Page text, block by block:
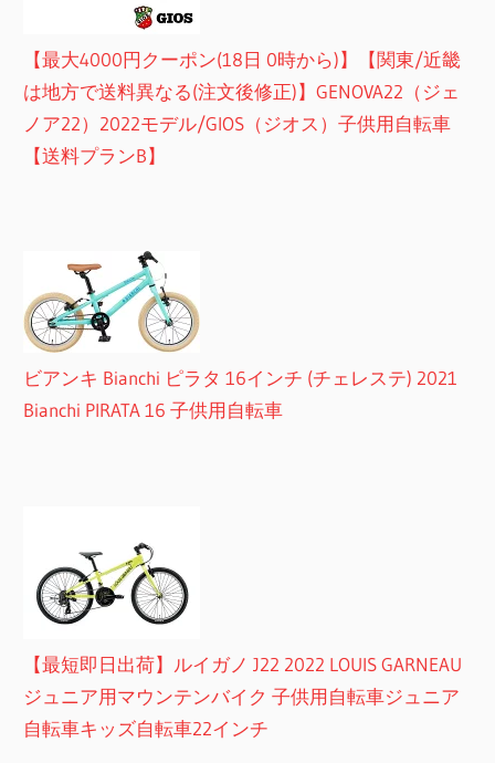
【最大4000円クーポン(18日 0時から)】【関東/近畿
は地方で送料異なる(注文後修正)】GENOVA22（ジェ
ノア22）2022モデル/GIOS（ジオス）子供用自転車
【送料プランB】
ビアンキ Bianchi ピラタ 16インチ (チェレステ) 2021
Bianchi PIRATA 16 子供用自転車
【最短即日出荷】ルイガノ J22 2022 LOUIS GARNEAU
ジュニア用マウンテンバイク 子供用自転車ジュニア
自転車キッズ自転車22インチ